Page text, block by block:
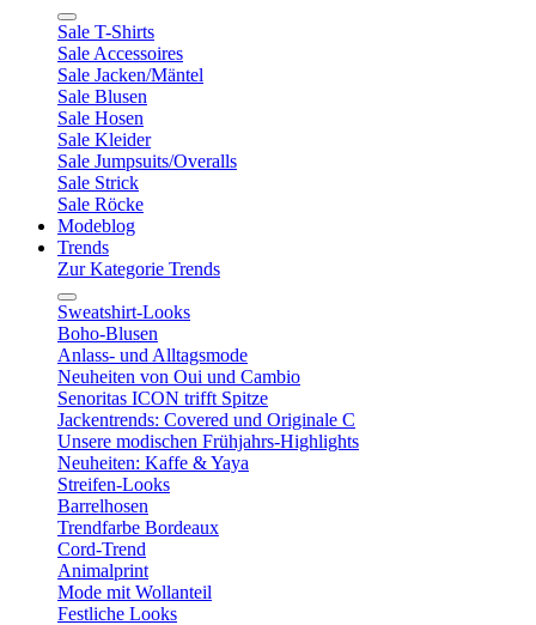
Sale T-Shirts
Sale Accessoires
Sale Jacken/Mäntel
Sale Blusen
Sale Hosen
Sale Kleider
Sale Jumpsuits/Overalls
Sale Strick
Sale Röcke
Modeblog
Trends
Zur Kategorie Trends
Sweatshirt-Looks
Boho-Blusen
Anlass- und Alltagsmode
Neuheiten von Oui und Cambio
Senoritas ICON trifft Spitze
Jackentrends: Covered und Originale C
Unsere modischen Frühjahrs-Highlights
Neuheiten: Kaffe & Yaya
Streifen-Looks
Barrelhosen
Trendfarbe Bordeaux
Cord-Trend
Animalprint
Mode mit Wollanteil
Festliche Looks